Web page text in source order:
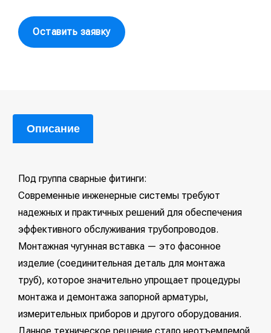
Оставить заявку
Описание
Под группа сварные фитинги:
Современные инженерные системы требуют
надежных и практичных решений для обеспечения
эффективного обслуживания трубопроводов.
Монтажная чугунная вставка — это фасонное
изделие (соединительная деталь для монтажа
труб), которое значительно упрощает процедуры
монтажа и демонтажа запорной арматуры,
измерительных приборов и другого оборудования.
Данное техническое решение стало неотъемлемой